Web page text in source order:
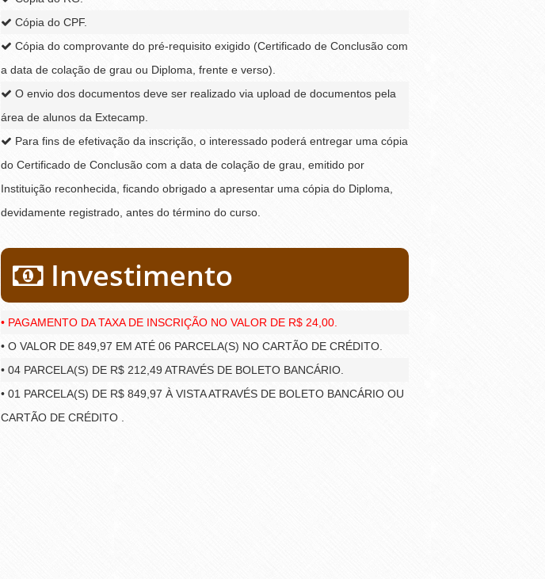
Cópia do CPF.
Cópia do comprovante do pré-requisito exigido (Certificado de Conclusão com
a data de colação de grau ou Diploma, frente e verso).
O envio dos documentos deve ser realizado via upload de documentos pela
área de alunos da Extecamp.
Para fins de efetivação da inscrição, o interessado poderá entregar uma cópia
do Certificado de Conclusão com a data de colação de grau, emitido por
Instituição reconhecida, ficando obrigado a apresentar uma cópia do Diploma,
devidamente registrado, antes do término do curso.
Investimento
• PAGAMENTO DA TAXA DE INSCRIÇÃO NO VALOR DE R$ 24,00.
• O VALOR DE 849,97 EM ATÉ 06 PARCELA(S) NO CARTÃO DE CRÉDITO.
• 04 PARCELA(S) DE R$ 212,49 ATRAVÉS DE BOLETO BANCÁRIO.
• 01 PARCELA(S) DE R$ 849,97 À VISTA ATRAVÉS DE BOLETO BANCÁRIO OU
CARTÃO DE CRÉDITO .